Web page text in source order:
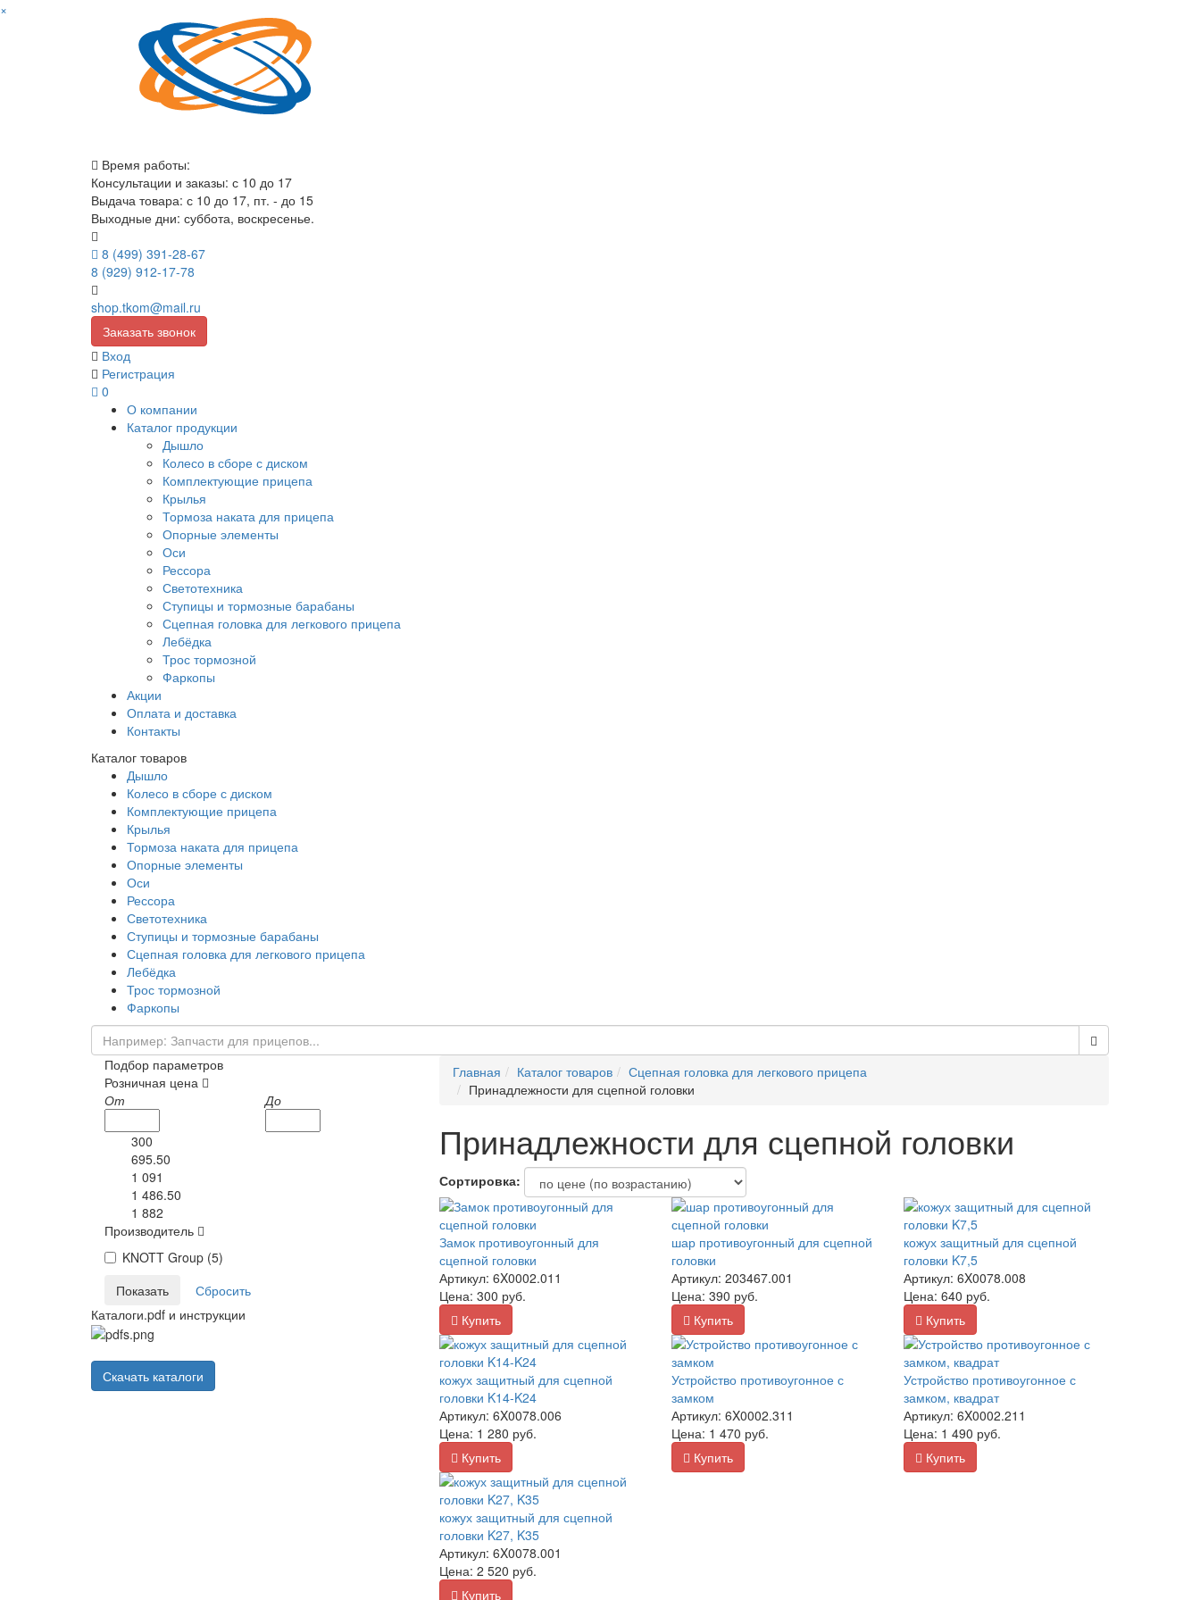
×
Время работы:
Консультации и заказы: с 10 до 17
Выдача товара: с 10 до 17, пт. - до 15
Выходные дни: суббота, воскресенье.
8 (499) 391-28-67
8 (929) 912-17-78
shop.tkom@mail.ru
Заказать звонок
Вход
Регистрация
0
О компании
Каталог продукции
Дышло
Колесо в сборе с диском
Комплектующие прицепа
Крылья
Тормоза наката для прицепа
Опорные элементы
Оси
Рессора
Светотехника
Ступицы и тормозные барабаны
Сцепная головка для легкового прицепа
Лебёдка
Трос тормозной
Фаркопы
Акции
Оплата и доставка
Контакты
Каталог товаров
Дышло
Колесо в сборе с диском
Комплектующие прицепа
Крылья
Тормоза наката для прицепа
Опорные элементы
Оси
Рессора
Светотехника
Ступицы и тормозные барабаны
Сцепная головка для легкового прицепа
Лебёдка
Трос тормозной
Фаркопы
Главная Каталог товаров
Сцепная головка для легкового прицепа
Принадлежности для сцепной головки
Принадлежности для сцепной головки
Сортировка:
Замок противоугонный для
сцепной головки
Артикул: 6X0002.011
Цена: 300 руб.
Купить
шар противоугонный для сцепной
головки
Артикул: 203467.001
Цена: 390 руб.
Купить
кожух защитный для сцепной
головки K7,5
Артикул: 6X0078.008
Цена: 640 руб.
Купить
кожух защитный для сцепной
головки K14-K24
Артикул: 6X0078.006
Цена: 1 280 руб.
Купить
Устройство противоугонное с
замком
Артикул: 6X0002.311
Цена: 1 470 руб.
Купить
Устройство противоугонное с
замком, квадрат
Артикул: 6X0002.211
Цена: 1 490 руб.
Купить
кожух защитный для сцепной
головки K27, K35
Артикул: 6X0078.001
Цена: 2 520 руб.
Купить
Подбор параметров
Розничная цена
От
До
300
695.50
1 091
1 486.50
1 882
Производитель
KNOTT Group (5)
Каталоги.pdf и инструкции
Скачать каталоги